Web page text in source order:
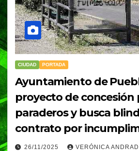
CIUDAD PORTADA
Ayuntamiento de
proyecto de concesión
paraderos y busca
contrato por
26/11/2025 VERÓNICA